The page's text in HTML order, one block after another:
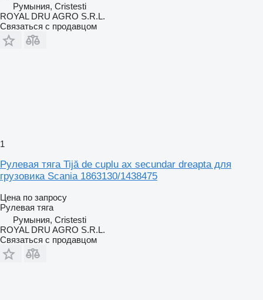
Румыния, Cristesti
ROYAL DRU AGRO S.R.L.
Связаться с продавцом
1
Рулевая тяга Tijă de cuplu ax secundar dreapta для
грузовика Scania 1863130/1438475
Цена по запросу
Рулевая тяга
Румыния, Cristesti
ROYAL DRU AGRO S.R.L.
Связаться с продавцом